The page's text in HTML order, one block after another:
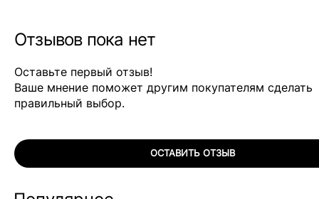
Отзывов пока нет
Оставьте первый отзыв!
Ваше мнение поможет другим покупателям сделать
правильный выбор.
ОСТАВИТЬ ОТЗЫВ